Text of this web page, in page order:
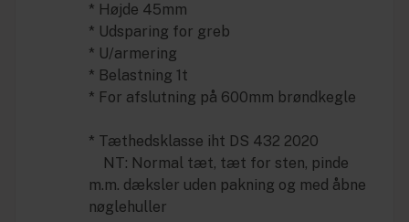
* Højde 45mm
* Udsparing for greb
* U/armering
* Belastning 1t
* For afslutning på 600mm brøndkegle
* Tæthedsklasse iht DS 432 2020
NT: Normal tæt, tæt for sten, pinde
m.m. dæksler uden pakning og med åbne
nøglehuller